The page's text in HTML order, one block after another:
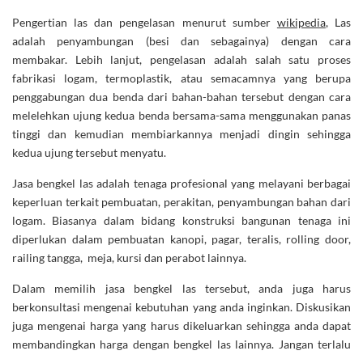
Pengertian las dan pengelasan menurut sumber wikipedia, Las
adalah penyambungan (besi dan sebagainya) dengan cara
membakar. Lebih lanjut, pengelasan adalah salah satu proses
fabrikasi logam, termoplastik, atau semacamnya yang berupa
penggabungan dua benda dari bahan-bahan tersebut dengan cara
melelehkan ujung kedua benda bersama-sama menggunakan panas
tinggi dan kemudian membiarkannya menjadi dingin sehingga
kedua ujung tersebut menyatu.
Jasa bengkel las adalah tenaga profesional yang melayani berbagai
keperluan terkait pembuatan, perakitan, penyambungan bahan dari
logam. Biasanya dalam bidang konstruksi bangunan tenaga ini
diperlukan dalam pembuatan kanopi, pagar, teralis, rolling door,
railing tangga, meja, kursi dan perabot lainnya.
Dalam memilih jasa bengkel las tersebut, anda juga harus
berkonsultasi mengenai kebutuhan yang anda inginkan. Diskusikan
juga mengenai harga yang harus dikeluarkan sehingga anda dapat
membandingkan harga dengan bengkel las lainnya. Jangan terlalu